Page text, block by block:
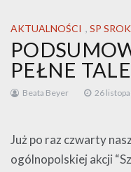
AKTUALNOŚCI , SP
PEŁNE
Beata Beyer 26
Już po raz czwarty
ogólnopolskiej akcji